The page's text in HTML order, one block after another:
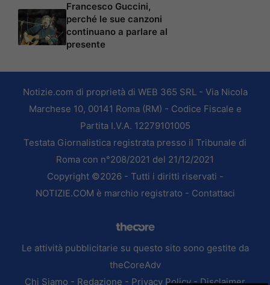
Francesco Guccini,
perché le sue canzoni
continuano a parlare al
presente
Notizie.com di proprietà di WEB 365 SRL - Via Nicola
Marchese 10, 00141 Roma (RM) - Codice Fiscale e
Partita I.V.A. 12279101005
Testata Giornalistica registrata presso il Tribunale di
Roma con n°208/2021 del 21/12/2021
Copyright ©2026 - Tutti i diritti riservati -
NOTIZIE.COM è marchio registrato - Contattaci
Le attività pubblicitarie su questo sito sono gestite da
theCoreAdv
Chi Siamo - Redazione - Privacy Policy-Disclaimer